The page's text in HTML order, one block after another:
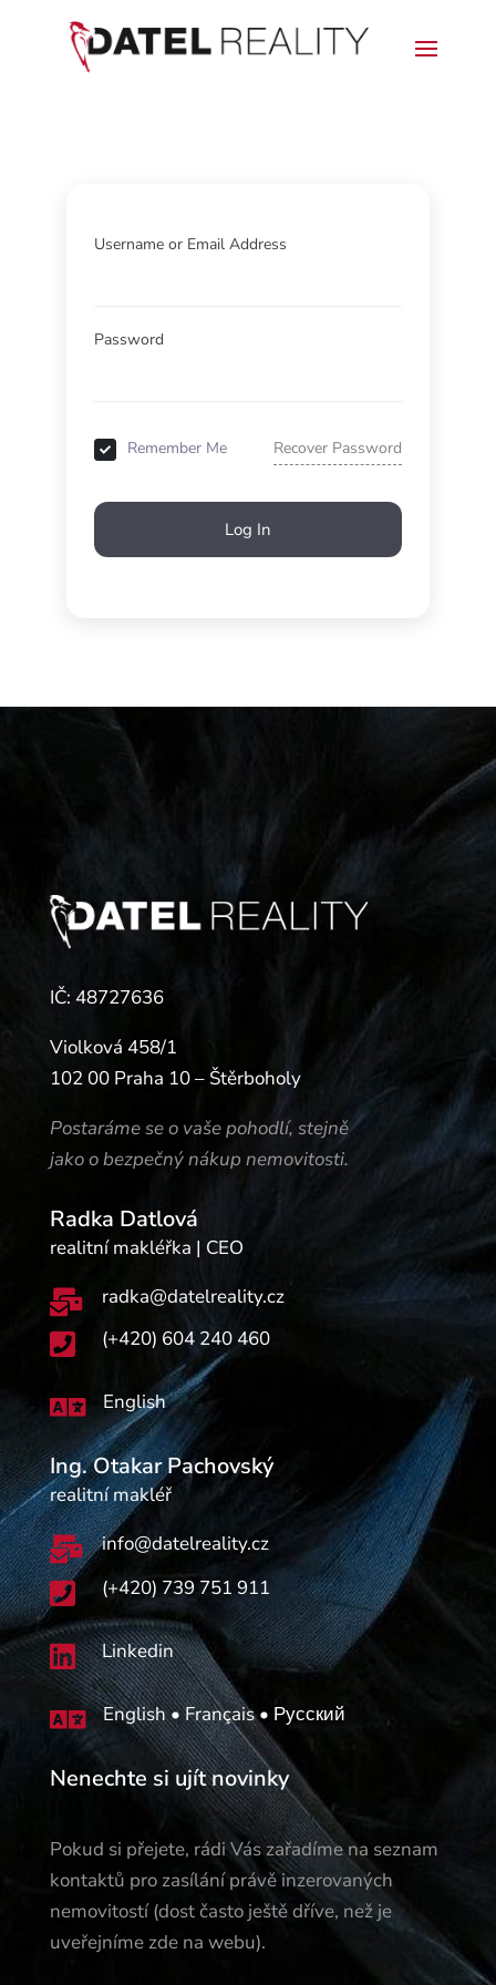
Username or Email Address
Password
Remember Me Recover Password
Log In
IČ: 48727636
Violková 458/1
102 00 Praha 10 – Štěrboholy
Postaráme se o vaše pohodlí, stejně
jako o bezpečný nákup nemovitosti.
Radka Datlová
realitní makléřka | CEO
 radka@datelreality.cz
 (+420) 604 240 460
 English
Ing. Otakar Pachovský
realitní makléř
 info@datelreality.cz
 (+420) 739 751 911
 Linkedin
 English • Français • Русский
Nenechte si ujít novinky
Pokud si přejete, rádi Vás zařadíme na seznam
kontaktů pro zasílání právě inzerovaných
nemovitostí (dost často ještě dříve, než je
uveřejníme zde na webu).